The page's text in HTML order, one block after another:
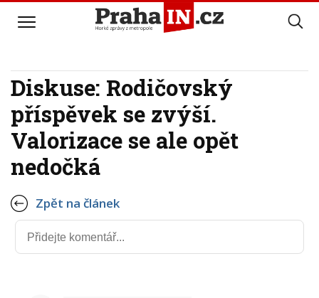
Diskuse: Rodičovský
příspěvek se zvýší.
Valorizace se ale opět
nedočká
Zpět na článek